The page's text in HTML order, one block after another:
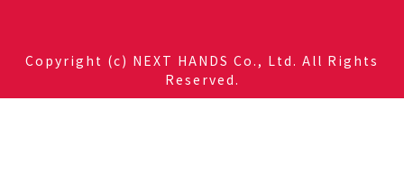
Copyright (c) NEXT HANDS Co., Ltd. All Rights
Reserved.